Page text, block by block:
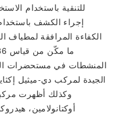
إجراء الكشف باستخدام
الكفاءة المرافقة لمطياف
المنشطات في مستحضرات
أوكتانولامين،